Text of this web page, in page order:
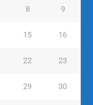
8 9
15 16
22 23
29 30